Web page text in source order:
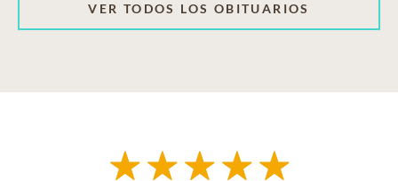
VER TODOS LOS OBITUARIOS